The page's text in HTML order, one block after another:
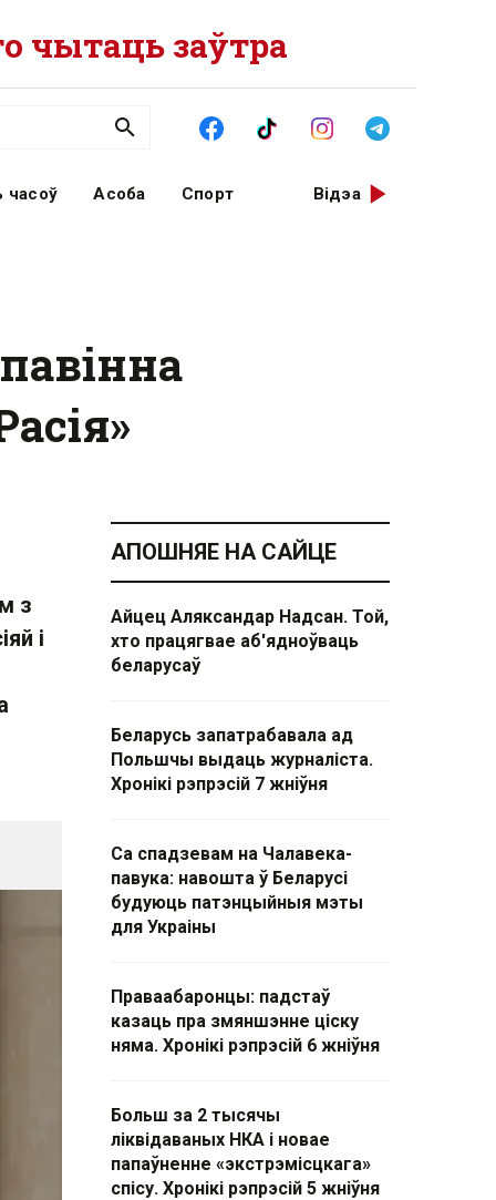
чытаць заўтра
часоў Асоба Спорт Відэа
з
і
АПОШНЯЕ НА САЙЦЕ
Айцец Аляксандар Надсан. Той,
хто працягвае аб'ядноўваць
беларусаў
Беларусь запатрабавала ад
Польшчы выдаць журналіста.
Хронікі рэпрэсій 7 жніўня
Са спадзевам на Чалавека-
павука: навошта ў Беларусі
будуюць патэнцыйныя мэты
для Украіны
Праваабаронцы: падстаў
казаць пра змяншэнне ціску
няма. Хронікі рэпрэсій 6 жніўня
Больш за 2 тысячы
ліквідаваных НКА і новае
папаўненне «экстрэмісцкага»
спісу. Хронікі рэпрэсій 5 жніўня